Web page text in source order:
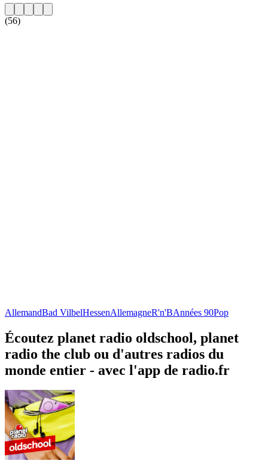
(56)
AllemandBad VilbelHessenAllemagneR'n'BAnnées 90Pop
Écoutez planet radio oldschool, planet
radio the club ou d'autres radios du
monde entier - avec l'app de radio.fr